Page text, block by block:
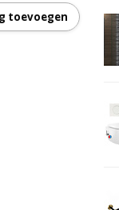
toevoegen